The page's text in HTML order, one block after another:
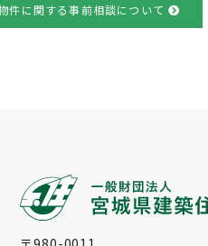
件に関する事前相談について